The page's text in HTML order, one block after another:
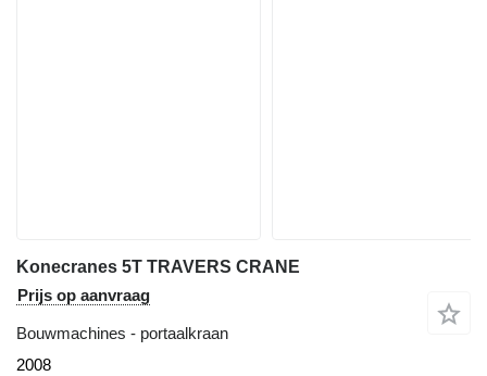
Konecranes 5T TRAVERS CRANE
Prijs op aanvraag
Bouwmachines - portaalkraan
2008